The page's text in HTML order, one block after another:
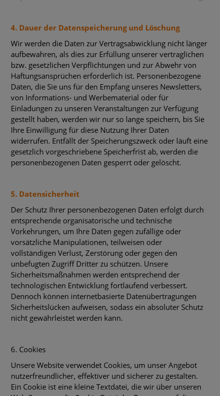
4. Dauer der Datenspeicherung und Löschung
Wir werden die Daten zur Vertragsabwicklung nicht länger
aufbewahren, als dies zur Erfüllung unserer vertraglichen
bzw. gesetzlichen Verpflichtungen und zur Abwehr von
Haftungsansprüchen erforderlich ist. Personenbezogene
Daten, die Sie uns für den Empfang unseres Newsletters,
von Informations- und Werbematerial oder für
Einladungen zu unseren Veranstaltungen zur Verfügung
gestellt haben, werden wir nur so lange speichern, bis Sie
Ihre Einwilligung für diese Nutzung Ihrer Daten
widerrufen. Entfällt der Speicherungszweck oder läuft eine
gesetzlich vorgeschriebene Speicherfrist ab, werden die
personenbezogenen Daten gesperrt oder gelöscht.
5. Datensicherheit
Der Schutz Ihrer personenbezogenen Daten erfolgt durch
entsprechende organisatorische und technische
Vorkehrungen, um Ihre Daten gegen zufällige oder
vorsätzliche Manipulationen, teilweisen oder
vollständigen Verlust, Zerstörung oder gegen den
unbefugten Zugriff Dritter zu schützen. Unsere
Sicherheitsmaßnahmen werden entsprechend der
technologischen Entwicklung fortlaufend verbessert.
Dennoch können internetbasierte Datenübertragungen
Sicherheitslücken aufweisen, sodass ein absoluter Schutz
nicht gewährleistet werden kann.
6. Cookies
Unsere Website verwendet Cookies, um unser Angebot
nutzerfreundlicher, effektiver und sicherer zu gestalten.
Ein Cookie ist eine kleine Textdatei, die wir über unseren